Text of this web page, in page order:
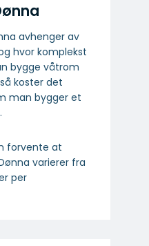
avhenger av
hvor komplekst
bygge våtrom
koster det
man bygger et
forvente at
varierer fra
per